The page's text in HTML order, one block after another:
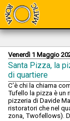
Venerdì 1 Maggio
Santa Pizza, la
di quartiere
C’è chi la chiama
Tufello la pizza è un
pizzeria di Davide
ristoratori che nel
zona, Twofellows).